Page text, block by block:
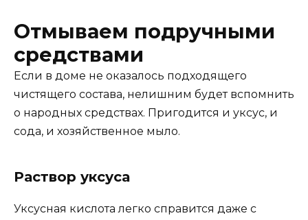
Отмываем подручными
средствами
Если в доме не оказалось подходящего
чистящего состава, нелишним будет вспомнить
о народных средствах. Пригодится и уксус, и
сода, и хозяйственное мыло.
Раствор уксуса
Уксусная кислота легко справится даже с